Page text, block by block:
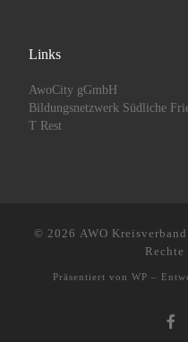
Links
AwoCity gGmbH
Bildungsnetzwerk Südliche
T Rest
© 2026 AWO
Präsentiert von WP –